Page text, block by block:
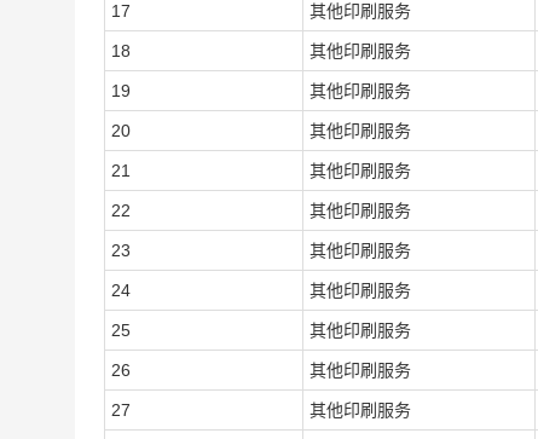
17 其他印刷服务
18 其他印刷服务
19 其他印刷服务
20 其他印刷服务
21 其他印刷服务
22 其他印刷服务
23 其他印刷服务
24 其他印刷服务
25 其他印刷服务
26 其他印刷服务
27 其他印刷服务